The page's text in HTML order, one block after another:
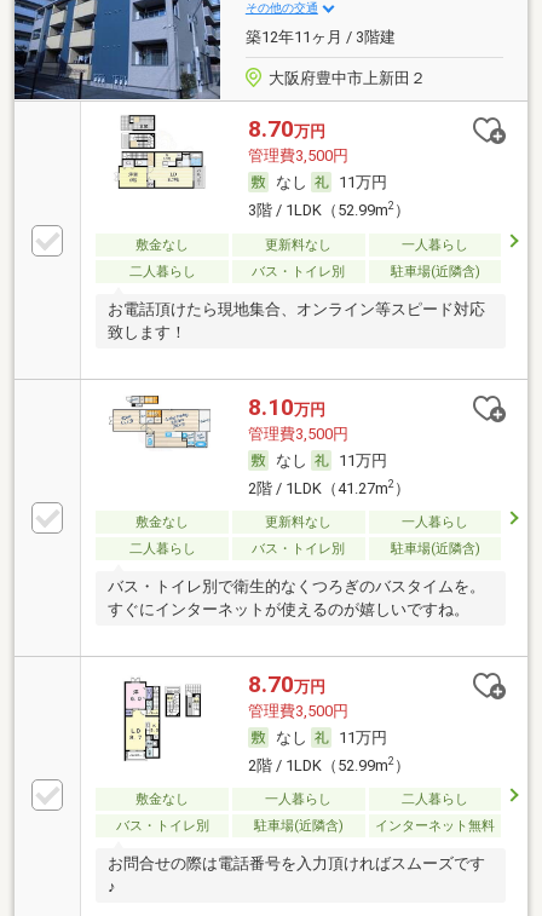
その他の交通
築12年11ヶ月 / 3階建
大阪府豊中市上新田２
8.70万円
管理費3,500円
なし
11万円
3階 / 1LDK（52.99m2）
敷金なし 更新料なし
一人暮らし
二人暮らし
バス・トイレ別 駐車場(近隣含)
お電話頂けたら現地集合、オンライン等スピード対応
致します！
8.10万円
管理費3,500円
なし
11万円
2階 / 1LDK（41.27m2）
敷金なし 更新料なし
一人暮らし
二人暮らし
バス・トイレ別 駐車場(近隣含)
バス・トイレ別で衛生的なくつろぎのバスタイムを。
すぐにインターネットが使えるのが嬉しいですね。
8.70万円
管理費3,500円
なし
11万円
2階 / 1LDK（52.99m2）
敷金なし 一人暮らし
二人暮らし
バス・トイレ別
駐車場(近隣含) インターネット無料
お問合せの際は電話番号を入力頂ければスムーズです
♪